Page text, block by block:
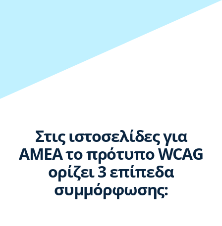
Στις ιστοσελίδες για
ΑΜΕΑ το πρότυπο WCAG
ορίζει 3 επίπεδα
συμμόρφωσης: